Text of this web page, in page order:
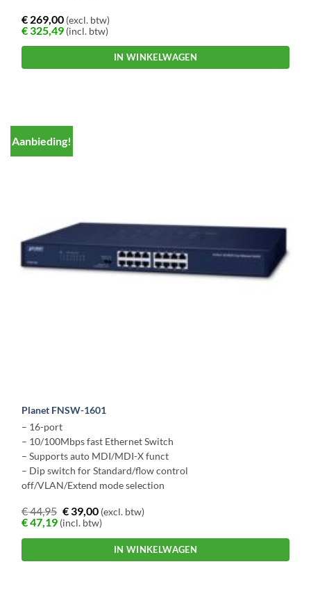
€ 269,00 (excl. btw)
€325,49 (incl. btw)
IN WINKELWAGEN
Aanbieding!
Planet FNSW-1601
– 16-port
– 10/100Mbps fast Ethernet Switch
– Supports auto MDI/MDI-X funct
– Dip switch for Standard/flow control
off/VLAN/Extend mode selection
€44,95 €39,00(excl. btw)
€47,19 (incl. btw)
IN WINKELWAGEN